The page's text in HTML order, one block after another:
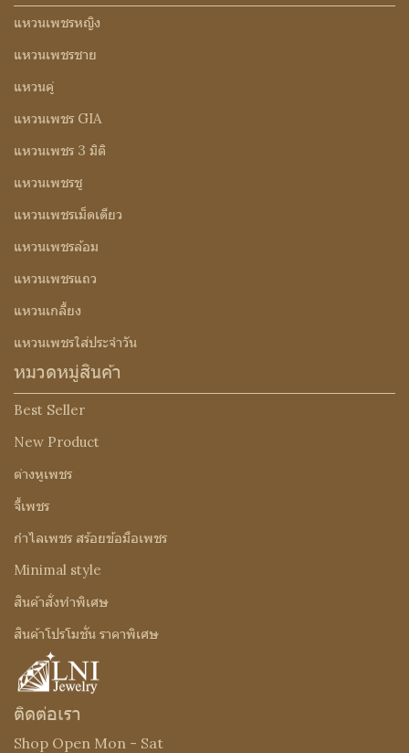
แหวนเพชรหญิง
แหวนเพชรชาย
แหวนคู่
แหวนเพชร GIA
แหวนเพชร 3 มิติ
แหวนเพชรชู
แหวนเพชรเม็ดเดียว
แหวนเพชรล้อม
แหวนเพชรแถว
แหวนเกลี้ยง
แหวนเพชรใส่ประจำวัน
หมวดหมู่สินค้า
Best Seller
New Product
ต่างหูเพชร
จี้เพชร
กำไลเพชร สร้อยข้อมือเพชร
Minimal style
สินค้าสั่งทำพิเศษ
สินค้าโปรโมชั่น ราคาพิเศษ
ติดต่อเรา
Shop Open Mon - Sat